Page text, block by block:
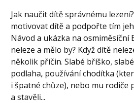
Jak naučit dítě správnému
motivovat dítě a podpořte tím
Návod a ukázka na osmiměsíční
neleze a mělo by? Když dítě
několik příčin. Slabé bříško,
podlaha, používání chodítka
i špatné chůze), nebo mu rodiče
a stavěli...